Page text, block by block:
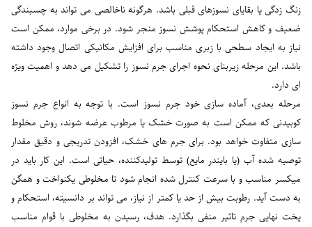
زنگ زدگی یا بقایای نسوزهای قبلی باشد. هرگونه ناخالصی می تواند به چسبندگی
ضعیف و کاهش استحکام پوشش نسوز منجر شود. در برخی موارد، ممکن است
نیاز به ایجاد سطحی با زبری مناسب برای افزایش مکانیکی اتصال وجود داشته
باشد. این مرحله زیربنای نحوه اجرای جرم نسوز را تشکیل می دهد و اهمیت ویژه
ای دارد.
مرحله بعدی، آماده سازی خود جرم نسوز است. با توجه به انواع جرم نسوز
کوبیدنی که ممکن است به صورت خشک یا مرطوب عرضه شوند، روش مخلوط
سازی متفاوت خواهد بود. برای جرم های خشک، افزودن تدریجی و دقیق مقدار
توصیه شده آب (یا بایندر مایع) توسط تولیدکننده، حیاتی است. این کار باید در
میکسر مناسب و با سرعت کنترل شده انجام شود تا مخلوطی یکنواخت و همگن
به دست آید. رطوبت بیش از حد یا کمتر از نیاز، می تواند بر دانسیته، استحکام و
پخت نهایی جرم تاثیر منفی بگذارد. هدف، رسیدن به مخلوطی با قوام مناسب